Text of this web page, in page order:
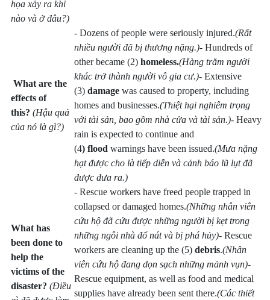
họa xảy ra khi
nào và ở đâu?)
What are the
effects of
this? (Hậu quả
của nó là gì?)
- Dozens of people were seriously injured.(Rất
nhiều người đã bị thương nặng.)- Hundreds of
other became (2)homeless.(Hàng trăm người
khác trở thành người vô gia cư.)- Extensive
(3)damage was caused to property, including
homes and businesses.(Thiệt hại nghiêm trọng
với tài sản, bao gồm nhà cửa và tài sản.)- Heavy
rain is expected to continue and
(4) flood warnings have been issued.(Mưa nặng
hạt được cho là tiếp diễn và cảnh báo lũ lụt đã
được đưa ra.)
What has
been done to
help the
victims of the
disaster? (Điều
- Rescue workers have freed people trapped in
collapsed or damaged homes.(Những nhân viên
cứu hộ đã cứu được những người bị kẹt trong
những ngôi nhà đổ nát và bị phá hủy)- Rescue
workers are cleaning up the (5)debris.(Nhân
viên cứu hộ đang dọn sạch những mảnh vụn)-
Rescue equipment, as well as food and medical
supplies have already been sent there.(Các thiết